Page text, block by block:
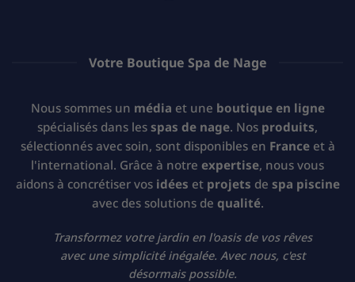
Votre Boutique Spa de Nage
Nous sommes un média et une boutique en ligne
spécialisés dans les spas de nage. Nos produits,
sélectionnés avec soin, sont disponibles en Franceet à
l'international. Grâce à notre expertise, nous vous
aidons à concrétiser vos idées et projets de spa piscine
avec des solutions de qualité.
Transformez votre jardin en l'oasis de vos rêves
avec une simplicité inégalée. Avec nous, c'est
désormais possible.